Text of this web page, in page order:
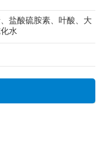
盐酸硫胺素、叶酸、大
水